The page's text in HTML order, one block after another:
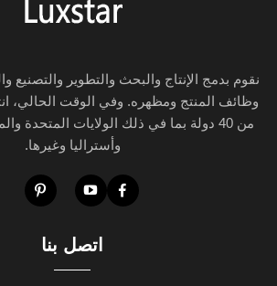
نقوم بدمج الإنتاج والبحث والتطوير والتصنيع
وظائف المنتج ومظهره. وفي الوقت الحالي،
من 40 دولة بما في ذلك الولايات المتحدة
وأستراليا وغيرها.
اتصل بنا